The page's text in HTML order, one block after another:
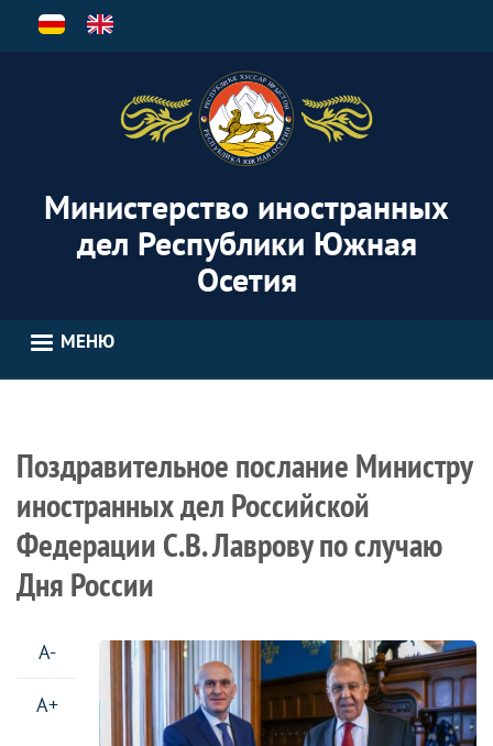
Перейти
Министерство иностранных
дел Республики Южная
Осетия
МЕНЮ
Поздравительное послание Министру
иностранных дел Российской
Федерации С.В. Лаврову по случаю
Дня России
A-
A+